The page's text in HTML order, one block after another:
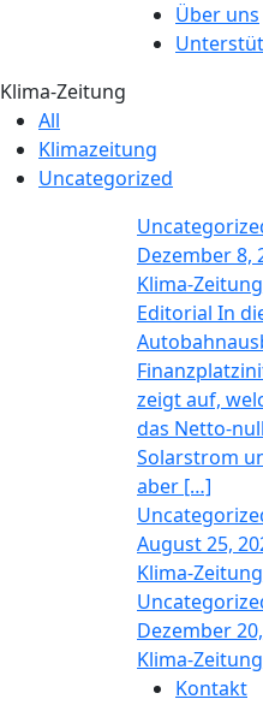
Über uns
Klima-Zeitung
All
Klimazeitung
Uncategorized
Dezember 8,
Klima-
Editorial In
zeigt auf,
das Netto-
Solarstrom
aber […]
August 25,
Klima-
Dezember
Klima-
Kontakt